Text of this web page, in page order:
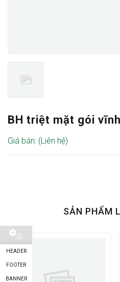
BH triệt mặt gói
Giá bán: (Liên hệ)
SẢN PHẨM
HEADER
FOOTER
BANNER